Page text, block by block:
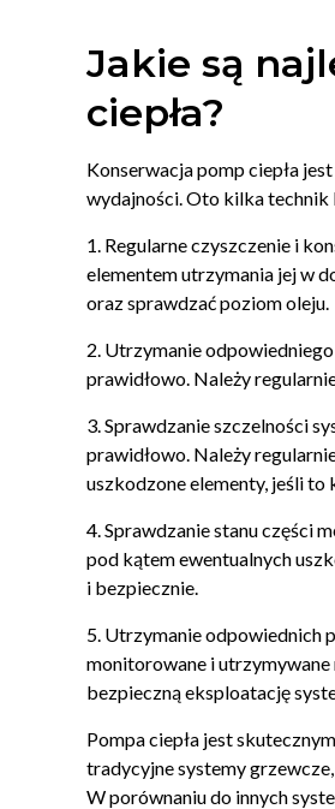
Jakie są
ciepła?
Konserwacja pomp ciepła
wydajności. Oto kilka technik
1. Regularne czyszczenie i
elementem utrzymania jej w
oraz sprawdzać poziom oleju.
2. Utrzymanie
prawidłowo. Należy
3. Sprawdzanie szczelności
prawidłowo. Należy
uszkodzone elementy, jeśli to
4. Sprawdzanie stanu części
pod kątem ewentualnych
i bezpiecznie.
5. Utrzymanie odpowiednich
monitorowane i utrzymywane
bezpieczną eksploatację
Pompa ciepła jest
tradycyjne systemy
W porównaniu do innych